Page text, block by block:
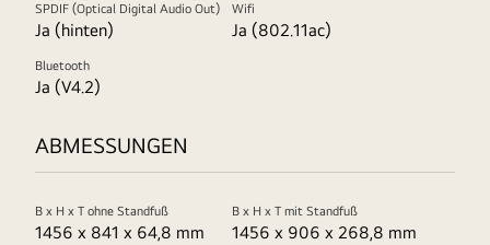
SPDIF (Optical Digital Audio Out)
Ja (hinten)
Wifi
Ja (802.11ac)
Bluetooth
Ja (V4.2)
ABMESSUNGEN
B x H x T ohne Standfuß
1456 x 841 x 64,8 mm
B x H x T mit Standfuß
1456 x 906 x 268,8 mm